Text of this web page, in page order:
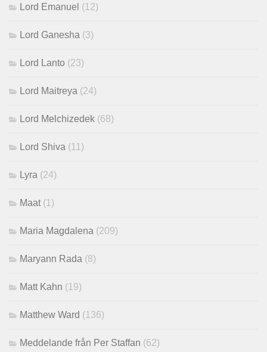
Lord Emanuel (12)
Lord Ganesha (3)
Lord Lanto (23)
Lord Maitreya (24)
Lord Melchizedek (68)
Lord Shiva (11)
Lyra (24)
Maat(1)
Maria Magdalena (209)
Maryann Rada (8)
Matt Kahn (19)
Matthew Ward (136)
Meddelande från Per Staffan (62)